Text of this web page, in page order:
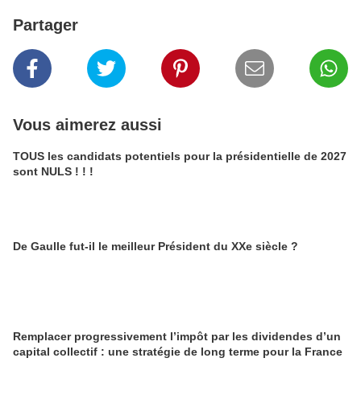
Partager
Vous aimerez aussi
TOUS les candidats potentiels pour la présidentielle de 2027
sont NULS ! ! !
De Gaulle fut-il le meilleur Président du XXe siècle ?
Remplacer progressivement l’impôt par les dividendes d’un
capital collectif : une stratégie de long terme pour la France